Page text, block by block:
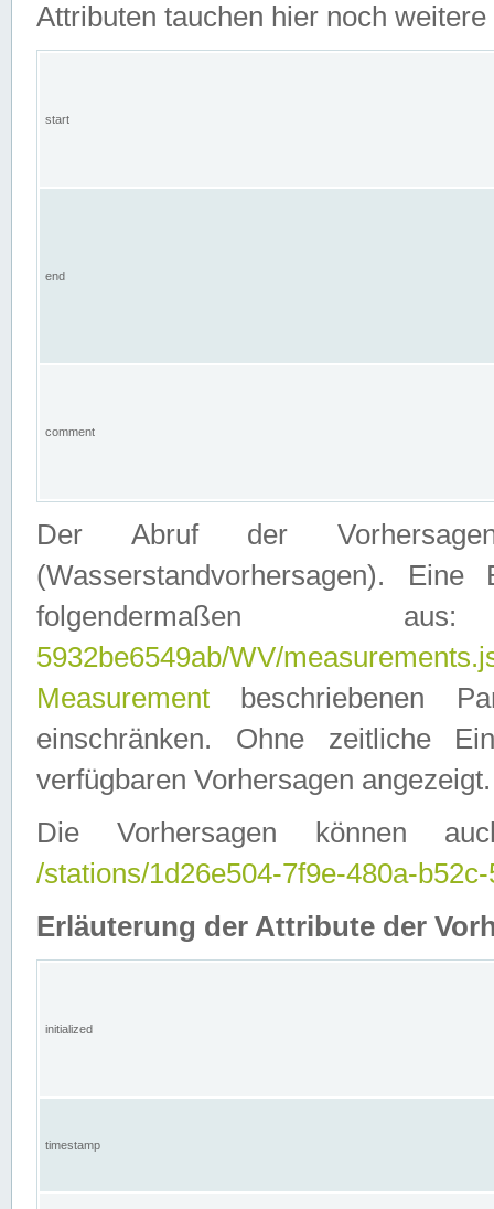
Attributen tauchen hier noch weitere
start
end
comment
Der Abruf der
(Wasserstandvorhersagen).
folgendermaßen
5932be6549ab/WV/
Measurement beschriebenen
einschränken. Ohne zeitliche
verfügbaren Vorhersagen angezeigt.
Die Vorhersagen können
/stations/1d26e504-7f9e-480a-
Erläuterung der Attribute der
initialized
timestamp